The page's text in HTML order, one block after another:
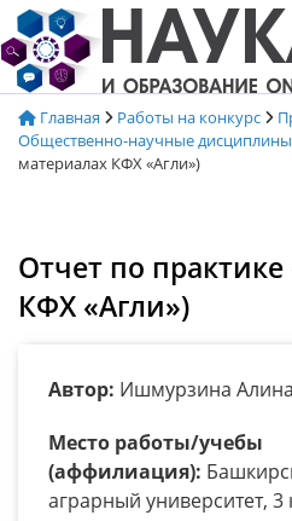
Перейти
к
содержимому
Главная Работы на конкурс
Общественно-научные дисциплины
материалах КФХ «Агли»)
Отчет по
КФХ «Агли»)
Автор: Ишмурзина
Место работы/учебы
(аффилиация):
аграрный университет, 3